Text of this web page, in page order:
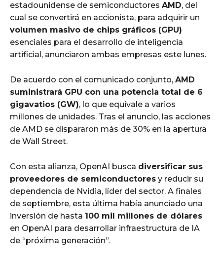
estadounidense de semiconductores AMD, del
cual se convertirá en accionista, para adquirir un
volumen masivo de chips gráficos (GPU)
esenciales para el desarrollo de inteligencia
artificial, anunciaron ambas empresas este lunes.
De acuerdo con el comunicado conjunto, AMD
suministrará GPU con una potencia total de 6
gigavatios (GW), lo que equivale a varios
millones de unidades. Tras el anuncio, las acciones
de AMD se dispararon más de 30% en la apertura
de Wall Street.
Con esta alianza, OpenAI busca diversificar sus
proveedores de semiconductores y reducir su
dependencia de Nvidia, líder del sector. A finales
de septiembre, esta última había anunciado una
inversión de hasta 100 mil millones de dólares
en OpenAI para desarrollar infraestructura de IA
de “próxima generación”.